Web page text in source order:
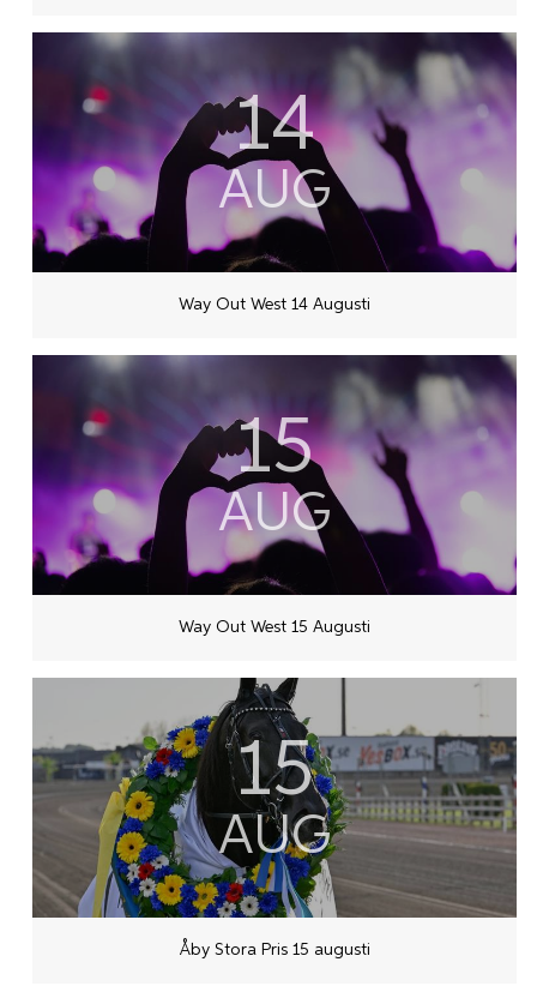
14
AUG
Way Out West 14 Augusti
15
AUG
Way Out West 15 Augusti
15
AUG
Åby Stora Pris 15 augusti